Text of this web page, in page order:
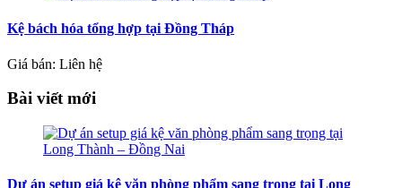
Kệ bách hóa tổng hợp tại Đồng Tháp
Giá bán: Liên hệ
Bài viết mới
Dự án setup giá kệ văn phòng phẩm sang trọng tại Long